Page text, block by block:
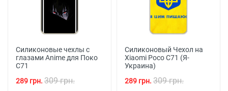
Силиконовые чехлы с
глазами Anime для Поко
С71
289 грн. 309 грн.
Силиконовый Чехол на
Xiaomi Poco C71 (Я-
Украина)
289 грн. 309 грн.